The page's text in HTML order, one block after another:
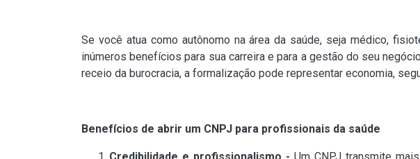
Se você atua como autônomo na área da saúde, seja médico,
inúmeros benefícios para sua carreira e para a gestão do seu
receio da burocracia, a formalização pode representar economia,
Benefícios de abrir um CNPJ para profissionais da saúde